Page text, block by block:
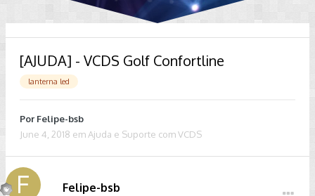
[AJUDA] - VCDS Golf Confortline
lanterna led
Por Felipe-bsb
June 4, 2018 em Ajuda e Suporte com VCDS
Felipe-bsb